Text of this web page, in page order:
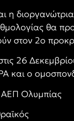
η
θα
στον 2ο
26
και ο
Ολυμπίας